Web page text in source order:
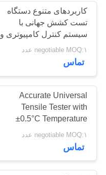
کارخانه
کنترل
کیفیت
درخواست
نقل قول
کاربردهای متنوع دستگاه
تست کشش جهانی با
سیستم کنترل کامپیوتری و
پورت‌های ورودی لودسل
negotiable MOQ:۱ عدد
تماس
Accurate Universal
Tensile Tester with
±0.5°C Temperature
Fluctuation, Up To
100mm Maximum
Stroke, and 5-50Kgf
negotiable MOQ:۱ عدد
تماس